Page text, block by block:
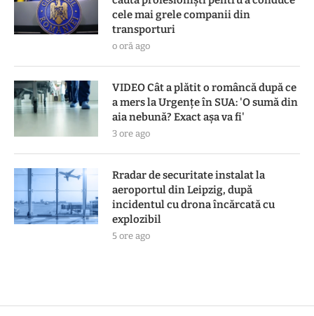
cele mai grele companii din
transporturi
o oră ago
VIDEO Cât a plătit o româncă după ce
a mers la Urgențe în SUA: 'O sumă din
aia nebună? Exact așa va fi'
3 ore ago
Rradar de securitate instalat la
aeroportul din Leipzig, după
incidentul cu drona încărcată cu
explozibil
5 ore ago